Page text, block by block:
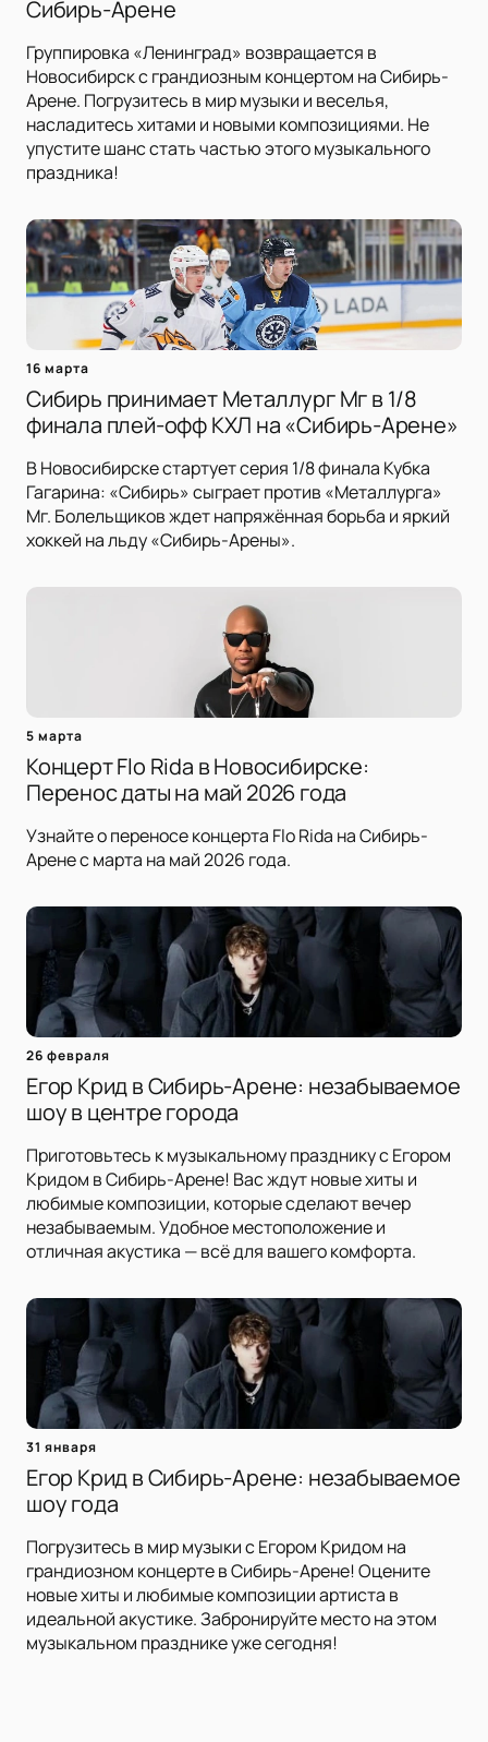
Сибирь-Арене
Группировка «Ленинград» возвращается в
Новосибирск с грандиозным концертом на Сибирь-
Арене. Погрузитесь в мир музыки и веселья,
насладитесь хитами и новыми композициями. Не
упустите шанс стать частью этого музыкального
праздника!
16 марта
Сибирь принимает Металлург Мг в 1/8
финала плей-офф КХЛ на «Сибирь-Арене»
В Новосибирске стартует серия 1/8 финала Кубка
Гагарина: «Сибирь» сыграет против «Металлурга»
Мг. Болельщиков ждет напряжённая борьба и яркий
хоккей на льду «Сибирь-Арены».
5 марта
Концерт Flo Rida в Новосибирске:
Перенос даты на май 2026 года
Узнайте о переносе концерта Flo Rida на Сибирь-
Арене с марта на май 2026 года.
26 февраля
Егор Крид в Сибирь-Арене: незабываемое
шоу в центре города
Приготовьтесь к музыкальному празднику с Егором
Кридом в Сибирь-Арене! Вас ждут новые хиты и
любимые композиции, которые сделают вечер
незабываемым. Удобное местоположение и
отличная акустика — всё для вашего комфорта.
31 января
Егор Крид в Сибирь-Арене: незабываемое
шоу года
Погрузитесь в мир музыки с Егором Кридом на
грандиозном концерте в Сибирь-Арене! Оцените
новые хиты и любимые композиции артиста в
идеальной акустике. Забронируйте место на этом
музыкальном празднике уже сегодня!